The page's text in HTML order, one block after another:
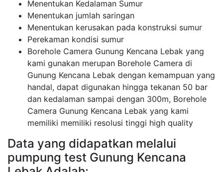
Menentukan Kedalaman Sumur
Menentukan jumlah saringan
Menentukan kerusakan pada konstruksi sumur
Perekaman kondisi sumur
Borehole Camera Gunung Kencana Lebak yang
kami gunakan merupan Borehole Camera di
Gunung Kencana Lebak dengan kemampuan yang
handal, dapat digunakan hingga tekanan 50 bar
dan kedalaman sampai dengan 300m, Borehole
Camera Gunung Kencana Lebak yang kami
memiliki memiliki resolusi tinggi high quality
Data yang didapatkan melalui
pumpung test Gunung Kencana